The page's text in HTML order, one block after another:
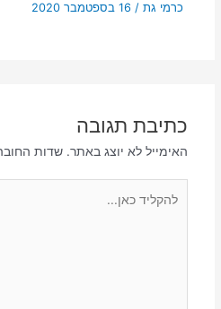
כרמי גת/ 16 בספטמבר 2020
כתיבת תגובה
האימייל לא יוצג באתר. שדות
כאן...